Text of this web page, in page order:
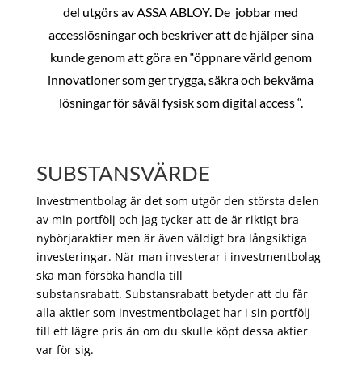
del utgörs av ASSA ABLOY. De jobbar med
accesslösningar och beskriver att de hjälper sina
kunde genom att göra en “öppnare värld genom
innovationer som ger trygga, säkra och bekväma
lösningar för såväl fysisk som digital access “.
SUBSTANSVÄRDE
Investmentbolag är det som utgör den största delen
av min portfölj och jag tycker att de är riktigt bra
nybörjaraktier men är även väldigt bra långsiktiga
investeringar. När man investerar i investmentbolag
ska man försöka handla till
substansrabatt. Substansrabatt betyder att du får
alla aktier som investmentbolaget har i sin portfölj
till ett lägre pris än om du skulle köpt dessa aktier
var för sig.